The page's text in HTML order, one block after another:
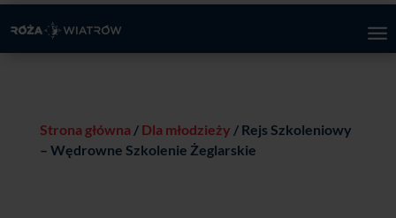
Strona główna/ Dla młodzieży / Rejs Szkoleniowy
– Wędrowne Szkolenie Żeglarskie